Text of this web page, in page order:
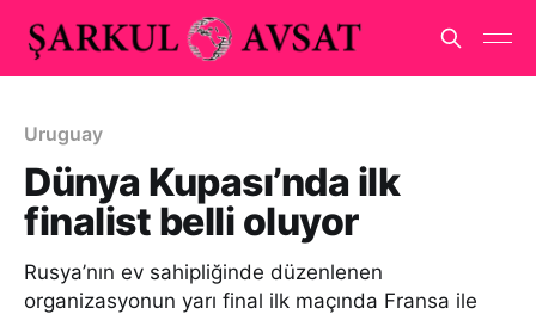
Uruguay
Dünya Kupası’nda ilk
finalist belli oluyor
Rusya’nın ev sahipliğinde düzenlenen
organizasyonun yarı final ilk maçında Fransa ile